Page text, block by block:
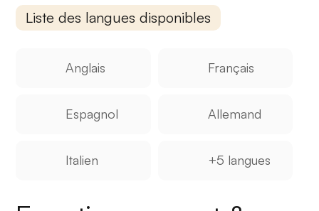
Liste des langues disponibles
Anglais Français
Espagnol Allemand
Italien +5 langues